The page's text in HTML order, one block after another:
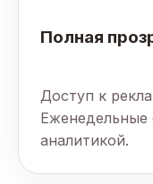
Полная
Доступ к
Еженедельные
аналитикой.